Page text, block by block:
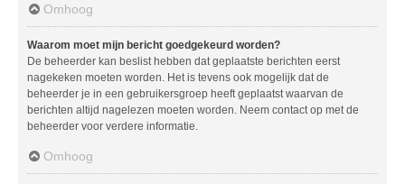
Omhoog
Waarom moet mijn bericht goedgekeurd worden?
De beheerder kan beslist hebben dat geplaatste berichten eerst
nagekeken moeten worden. Het is tevens ook mogelijk dat de
beheerder je in een gebruikersgroep heeft geplaatst waarvan de
berichten altijd nagelezen moeten worden. Neem contact op met de
beheerder voor verdere informatie.
Omhoog